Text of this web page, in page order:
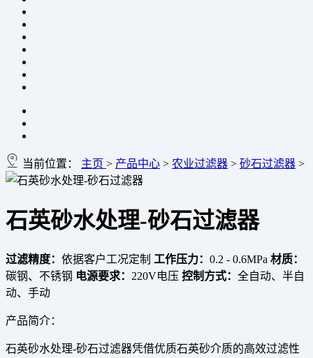
当前位置： 主页 > 产品中心 > 农业过滤器 > 砂石过滤器 >
石英砂水处理-砂石过滤器
过滤精度： 依据客户工况定制 工作压力： 0.2 - 0.6MPa 材质：
碳钢、不锈钢 电源要求： 220V电压 控制方式： 全自动、半自
动、手动
产品简介：
石英砂水处理-砂石过滤器凭借优质石英砂介质的高效过滤性